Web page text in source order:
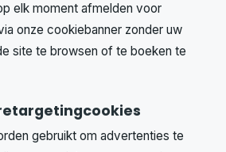
elk moment afmelden voor
onze cookiebanner zonder uw
site te browsen of te boeken te
gebruikt om advertenties te